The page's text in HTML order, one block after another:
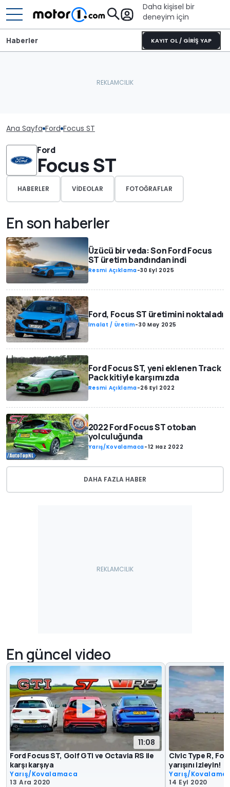
Daha kişisel bir
deneyim için
KAYIT OL / GİRİŞ YAP
Haberler
Ana Sayfa Ford Focus ST
Ford
Focus ST
HABERLER VIDEOLAR FOTOĞRAFLAR
En son haberler
Üzücü bir veda: Son Ford Focus
ST üretim bandından indi
Resmi Açıklama-30 Eyl 2025
Ford, Focus ST üretimini noktaladı
İmalat / Üretim-30 May 2025
Ford Focus ST, yeni eklenen Track
Pack kitiyle karşımızda
Resmi Açıklama-26 Eyl 2022
2022 Ford Focus ST otoban
yolculuğunda
Yarış/Kovalamaca-12 Haz 2022
DAHA FAZLA HABER
En güncel video
11:08
Ford Focus ST, Golf GTI ve Octavia RS ile
karşı karşıya
Yarış/Kovalamaca
13 Ara 2020
Civic Type R,
yarışını izleyin!
Yarış/
14 Eyl 2020